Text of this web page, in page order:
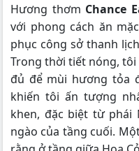
Hương thơm Chance
với phong cách ăn
phục công sở thanh
Trong thời tiết nóng, tôi
đủ để mùi hương tỏa
khiến tôi ấn tượng
khen, đặc biệt từ phái
ngào của tầng cuối.